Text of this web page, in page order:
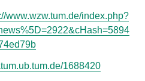
www.wzw.tum.de/index.php?
1688420